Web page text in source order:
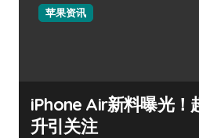
苹果资讯
iPhone Air新料曝光！
升引关注